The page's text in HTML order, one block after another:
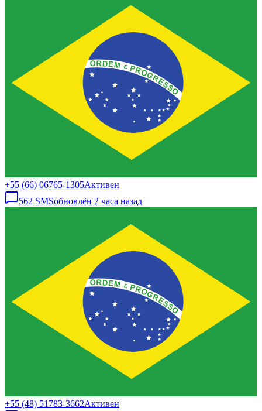
+55 (66) 06765-1305Активен
562 SMSобновлён 2 часа назад
+55 (48) 51783-3662Активен